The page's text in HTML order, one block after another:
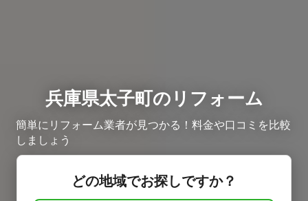
兵庫県太子町のリフォーム
簡単にリフォーム業者が見つかる！料金や口コミを比較
しましょう
どの地域でお探しですか？